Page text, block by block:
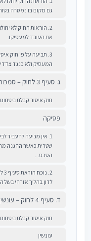
גם מקום בו נמסרה
2. הוראות החוק לא
את העובד למעסיקו.
3. תביעה על פי חוק
המעסיק ולא כנגד
ג. סעיף 3 לחוק – סמכות שיפוט ותרופות
חוק איסור קבלת
פסיקה
1. אין מניעה להעביר
שטרית כאשר ההגנה
הסכס...
לדון בהליך אזרחי בשל
ד. סעיף 4 לחוק – עונשין
חוק איסור קבלת
עונשין